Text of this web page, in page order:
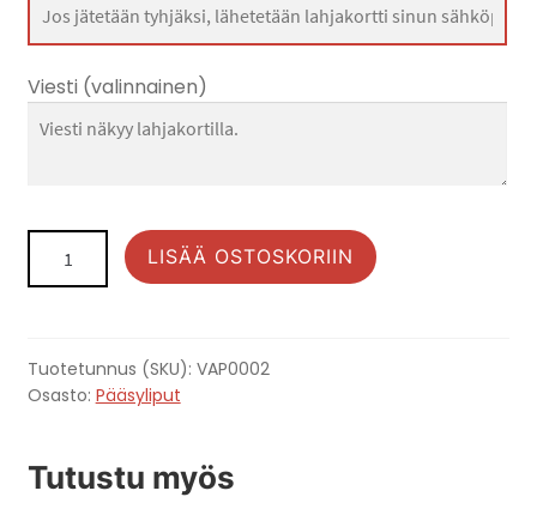
Viesti (valinnainen)
Lapsi
LISÄÄ OSTOSKORIIN
Tuotetunnus (SKU): VAP0002
Osasto: Pääsyliput
Tutustu myös